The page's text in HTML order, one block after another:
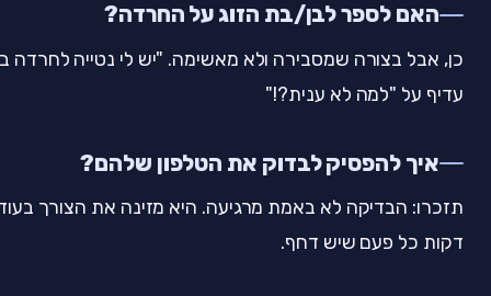
האם לספר לבן/בת הזוג על החרדה?
כן, אבל בצורה שמסבירה ולא מאשימה. "יש לי נטייה
עדיף על "למה לא ענית?!"
איך להפסיק לבדוק את הטלפון שלהם?
דקות כל פעם שיש דחף.